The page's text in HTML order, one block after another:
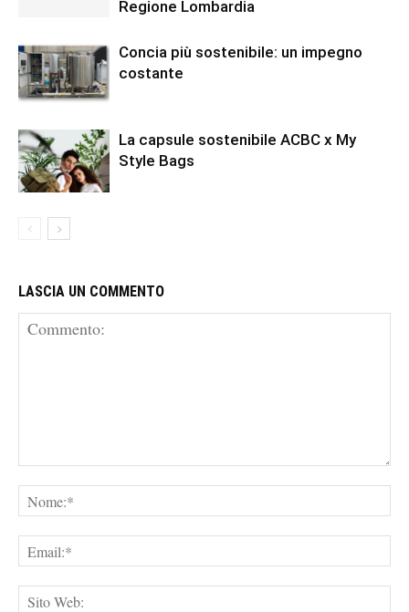
Regione Lombardia
Concia più sostenibile: un impegno
costante
La capsule sostenibile ACBC x My
Style Bags
LASCIA UN COMMENTO